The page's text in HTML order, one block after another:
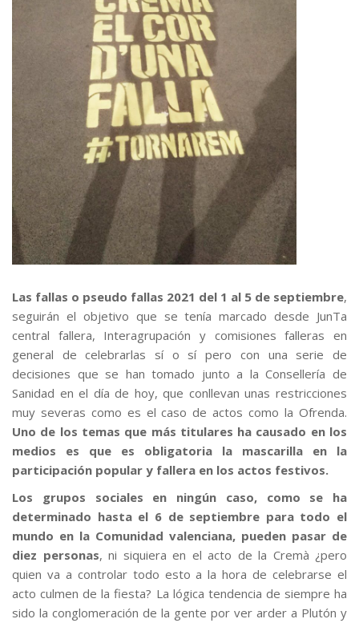
Las fallas o pseudo fallas 2021 del 1 al 5 de septiembre,
seguirán el objetivo que se tenía marcado desde JunTa
central fallera, Interagrupación y comisiones falleras en
general de celebrarlas sí o sí pero con una serie de
decisiones que se han tomado junto a la Consellería de
Sanidad en el día de hoy, que conllevan unas restricciones
muy severas como es el caso de actos como la Ofrenda.
Uno de los temas que más titulares ha causado en los
medios es que es obligatoria la mascarilla en la
participación popular y fallera en los actos festivos.
Los grupos sociales en ningún caso, como se ha
determinado hasta el 6 de septiembre para todo el
mundo en la Comunidad valenciana, pueden pasar de
diez personas, ni siquiera en el acto de la Cremà ¿pero
quien va a controlar todo esto a la hora de celebrarse el
acto culmen de la fiesta? La lógica tendencia de siempre ha
sido la conglomeración de la gente por ver arder a Plutón y